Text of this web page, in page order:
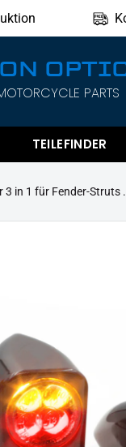
PARTS
TEILEFINDER
3 in 1 für Fender-Struts